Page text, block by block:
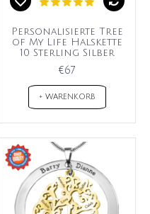
Personalisierte Tree
of My Life Halskette
10 Sterling Silber
€67
+ WARENKORB